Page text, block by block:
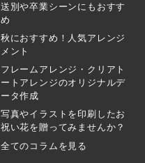
送別や卒業シーンにもおすす
め
秋におすすめ！人気アレンジ
メント
フレームアレンジ・クリアト
ートアレンジのオリジナルデ
ータ作成
写真やイラストを印刷したお
祝い花を贈ってみませんか？
全てのコラムを見る